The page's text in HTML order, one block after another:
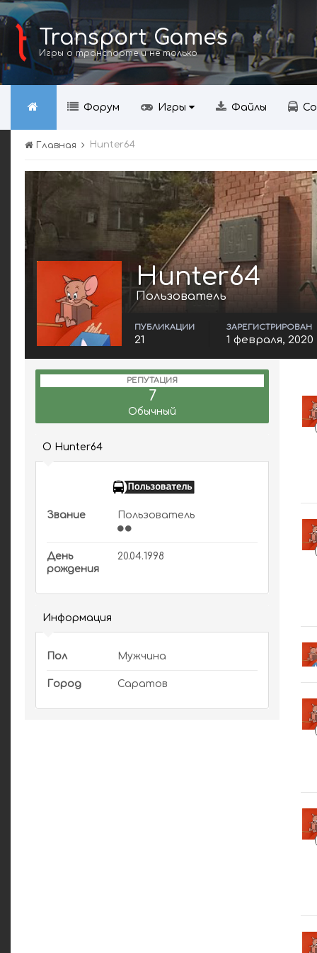
Transport Games
Игры о транспорте и не только
Форум Игры Файлы
Главная Hunter64
Hunter64
Пользователь
ПУБЛИКАЦИИ
21
ЗАРЕГИСТРИРОВАН
1 февраля, 2020
РЕПУТАЦИЯ
7
Обычный
О Hunter64
Звание Пользователь
День
рождения
20.04.1998
Информация
Пол Мужчина
Город Саратов